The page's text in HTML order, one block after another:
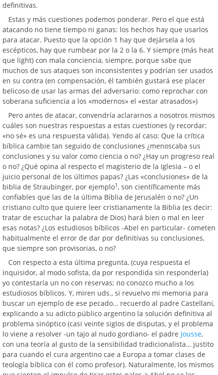
definitivas.
Estas y más cuestiones podemos ponderar. Pero el que está
atacando no tiene tiempo ni ganas: los hechos hay que usarlos
para atacar. Puesto que la opción 1 hay que dejársela a los
escépticos, hay que rumbear por la 2 o la 6. Y siempre (más heat
que light) con mala conciencia, siempre, porque sabe que
muchos de sus ataques son inconsistentes y podrían ser usados
en su contra (en compensación, él también gustará ese placer
belicoso de usar las armas del adversario: como reprochar con
soberana suficiencia a los «modernos» el «estar atrasados»)
Pero antes de atacar, convendría aclararnos a nosotros mismos
cuáles son nuestras respuestas a estas cuestiones (y recordar:
«no sé» es una respuesta válida). Yendo al caso: Que la crítica
bíblica cambie tan seguido de conclusiones ¿menoscaba sus
conclusiones y su valor como ciencia o no? ¿Hay un progreso real
o no? ¿Qué opina al respecto el magisterio de la Iglesia – o el
juicio personal de los últimos papas? ¿Las «conclusiones» de la
biblia de Straubinger, por ejemplo1, son científicamente más
confiables que las de la última Biblia de Jerusalén o no? ¿Un
cristiano culto que quiere leer cristianamente la Biblia (es decir:
tratar de escuchar la palabra de Dios) hará bien o mal en leer
esas notas? ¿Los estudiosos bíblicos -Abel en particular- cometen
habitualmente el error de dar por definitivas su conclusiones,
que siempre son provisorias, o no?
Con respecto a esta última pregunta, (cuya respuesta el
inquisidor, al modo sofista, da por respondida sin responderla)
yo contestaría un no con reservas; no conozco mucho a los
estudiosos bíblicos. Y, miren uds., si revuelvo mi memoria para
buscar un ejemplo de ese pecado… recuerdo al padre Castellani,
explicando a su adicto público argentino la solución definitiva al
problema sinóptico (casi veinte siglos de disputas, y el problema
lo viene a resolver -un tajo al nudo gordiano- el padre Jousse,
con una teoría al gusto de la sensibilidad tradicionalista… justito
para cuando el cura argentino cae a Europa a tomar clases de
teología bíblica con él como profesor). Naturalmente, los mismos